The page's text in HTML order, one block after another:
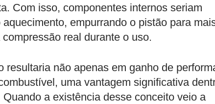
Com isso, componentes internos seriam
empurrando o pistão para
real durante o uso.
não apenas em ganho de
uma vantagem significativa
a existência desse conceito veio a